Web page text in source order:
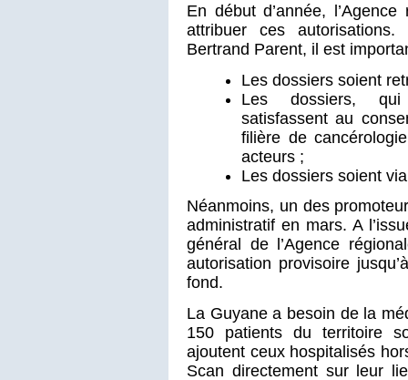
En début d’année,
attribuer ces
Bertrand Parent, il est
Les dossiers soient
Les dossiers, qui
satisfassent au
filière de
acteurs ;
Les dossiers soient
Néanmoins, un des
administratif en mars. A
général de l’Agence
autorisation provisoire
fond.
La Guyane a besoin de la
150 patients du territoire
ajoutent ceux hospitalisés
Scan directement sur leur